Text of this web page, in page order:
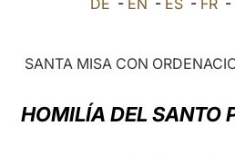
DE - EN - ES - FR -
SANTA MISA CON
HOMILÍA DEL SANTO